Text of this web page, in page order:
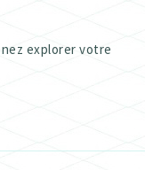
explorer votre